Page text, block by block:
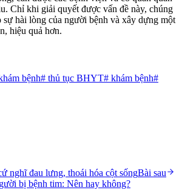
Chỉ khi giải quyết được vấn đề này, chúng
sự hài lòng của người bệnh và xây dựng một
hiệu quả hơn.
bệnh# thủ tục BHYT# khám bệnh#
nghĩ đau lưng, thoái hóa cột sốngBài sau
bị bệnh tim: Nên hay không?